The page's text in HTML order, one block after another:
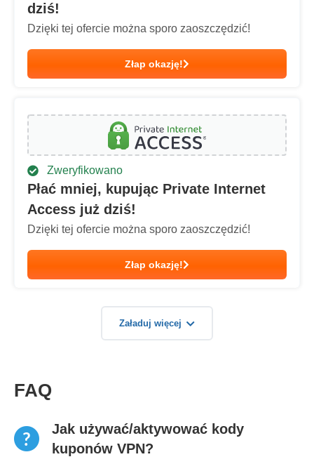
dziś!
Dzięki tej ofercie można sporo zaoszczędzić!
Złap okazję!
Zweryfikowano
Płać mniej, kupując Private Internet
Access już dziś!
Dzięki tej ofercie można sporo zaoszczędzić!
Złap okazję!
Załaduj więcej
FAQ
Jak używać/aktywować kody
kuponów VPN?